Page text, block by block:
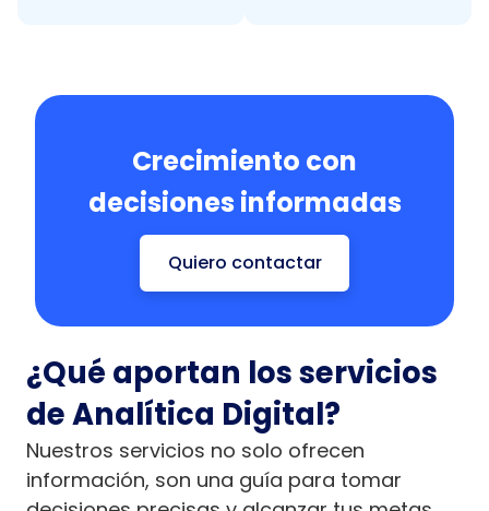
Crecimiento con
decisiones informadas
Quiero contactar
¿Qué aportan los servicios
de Analítica Digital?
Nuestros servicios no solo ofrecen
información, son una guía para tomar